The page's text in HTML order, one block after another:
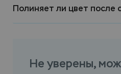
Полиняет ли цвет после
Не уверены,